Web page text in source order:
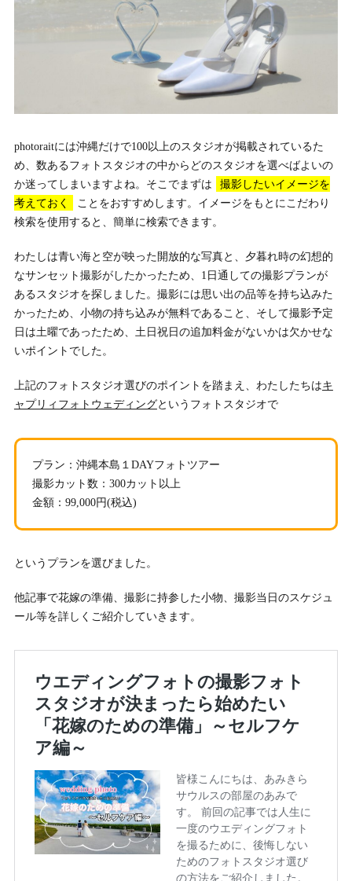
photoraitには沖縄だけで100以上のスタジオが掲載されているた
め、数あるフォトスタジオの中からどのスタジオを選べばよいの
か迷ってしまいますよね。そこでまずは
撮影したいイメージを
考えておく
ことをおすすめします。イメージをもとにこだわり
検索を使用すると、簡単に検索できます。
わたしは青い海と空が映った開放的な写真と、夕暮れ時の幻想的
なサンセット撮影がしたかったため、1日通しての撮影プランが
あるスタジオを探しました。撮影には思い出の品等を持ち込みた
かったため、小物の持ち込みが無料であること、そして撮影予定
日は土曜であったため、土日祝日の追加料金がないかは欠かせな
いポイントでした。
上記のフォトスタジオ選びのポイントを踏まえ、わたしたちはキ
ャプリィフォトウェディングというフォトスタジオで
プラン：沖縄本島１DAYフォトツアー
撮影カット数：300カット以上
金額：99,000円(税込)
というプランを選びました。
他記事で花嫁の準備、撮影に持参した小物、撮影当日のスケジュ
ール等を詳しくご紹介していきます。